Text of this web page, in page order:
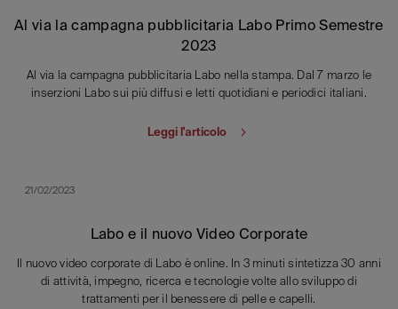
Al via la campagna pubblicitaria Labo Primo Semestre
2023
Al via la campagna pubblicitaria Labo nella stampa. Dal 7 marzo le
inserzioni Labo sui più diffusi e letti quotidiani e periodici italiani.
Leggi l'articolo
21/02/2023
Labo e il nuovo Video Corporate
Il nuovo video corporate di Labo è online. In 3 minuti sintetizza 30 anni
di attività, impegno, ricerca e tecnologie volte allo sviluppo di
trattamenti per il benessere di pelle e capelli.